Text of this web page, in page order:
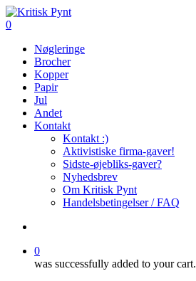
Skip
to
content
search
0
Nøgleringe
Brocher
Kopper
Papir
Jul
Andet
Kontakt
Kontakt :)
Aktivistiske firma-gaver!
Sidste-øjebliks-gaver?
Nyhedsbrev
Om Kritisk Pynt
Handelsbetingelser / FAQ
0
was successfully added to your cart.